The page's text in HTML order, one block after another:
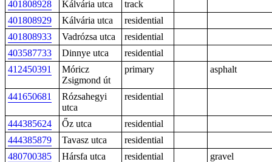
401808928
Kálvária utca
track
401808929
Kálvária utca
residential
401808933
Vadrózsa utca
residential
403587733
Dinnye utca
residential
412450391
Móricz
Zsigmond út
primary asphalt
441650681
Rózsahegyi
utca
residential
444385624 Őz utca
residential
444385879
Tavasz utca
residential
480700385
Hársfa utca residential
gravel